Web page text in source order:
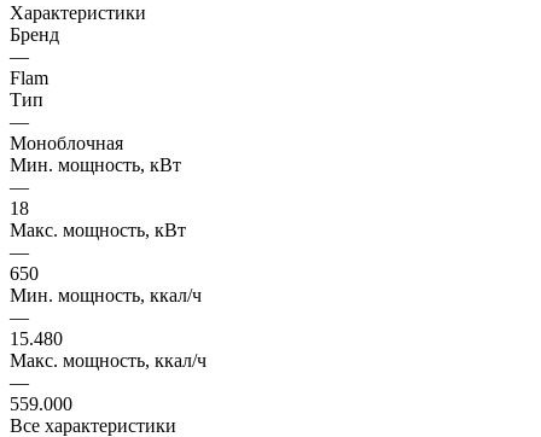
Характеристики
Бренд
—
Flam
Тип
—
Моноблочная
Мин. мощность, кВт
—
18
Макс. мощность, кВт
—
650
Мин. мощность, ккал/ч
—
15.480
Макс. мощность, ккал/ч
—
559.000
Все характеристики